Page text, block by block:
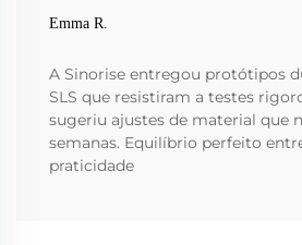
Emma R.
A Sinorise entregou protótipos
SLS que resistiram a testes
sugeriu ajustes de material que
semanas. Equilíbrio perfeito
praticidade